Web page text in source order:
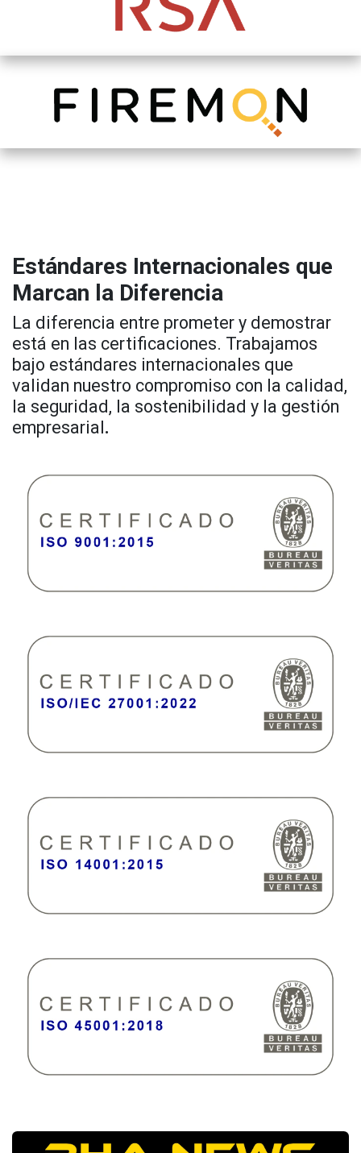
Estándares Internacionales que
Marcan la Diferencia
La diferencia entre prometer y demostrar
está en las certificaciones. Trabajamos
bajo estándares internacionales que
validan nuestro compromiso con la calidad,
la seguridad, la sostenibilidad y la gestión
empresarial.